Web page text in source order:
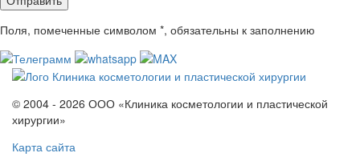
Поля, помеченные символом *, обязательны к заполнению
© 2004 - 2026 ООО «Клиника косметологии и пластической
хирургии»
Карта сайта